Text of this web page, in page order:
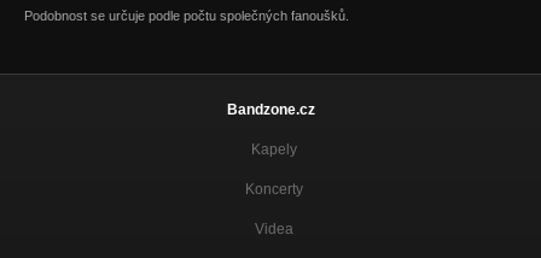
Podobnost se určuje podle počtu společných fanoušků.
Bandzone.cz
Kapely
Koncerty
Videa